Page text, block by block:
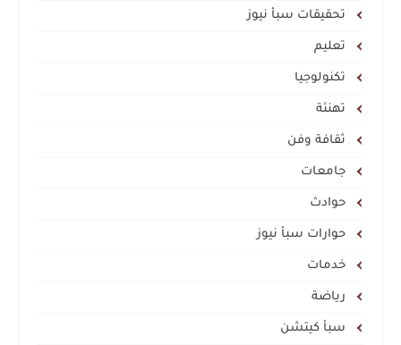
تحقيقات سبأ نيوز
تعليم
تكنولوجيا
تهنئة
ثقافة وفن
جامعات
حوادث
حوارات سبأ نيوز
خدمات
رياضة
سبأ كيتشن